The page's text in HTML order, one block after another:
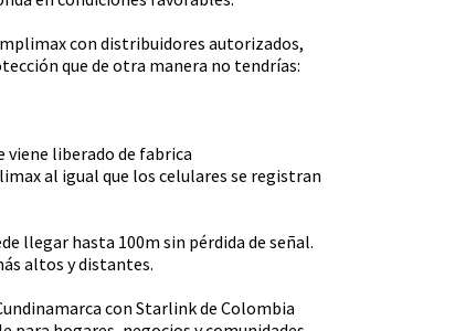
con distribuidores autorizados,
que de otra manera no tendrías:
viene liberado de fabrica
al igual que los celulares se registran
llegar hasta 100m sin pérdida de señal.
altos y distantes.
con Starlink de Colombia